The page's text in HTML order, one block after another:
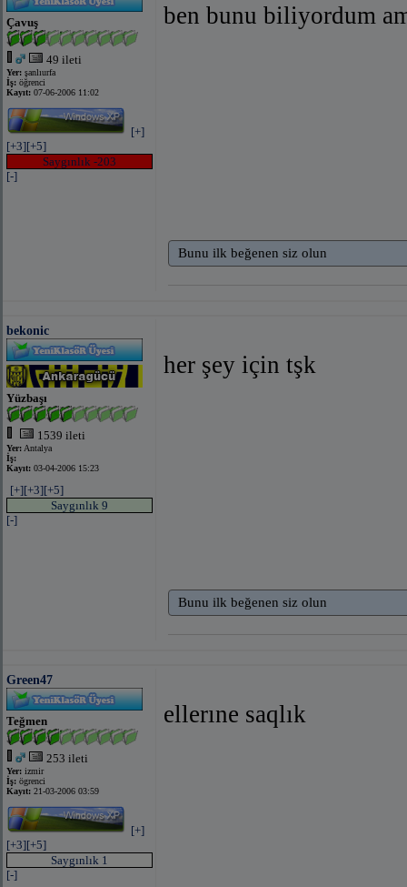
Çavuş
49 ileti
Yer: şanlıurfa
İş: öğrenci
Kayıt: 07-06-2006 11:02
[+]
[+3][+5]
Saygınlık -203
[-]
ben bunu biliyordum
Bunu ilk beğenen siz olun
bekonic
Yüzbaşı
1539 ileti
Yer: Antalya
İş:
Kayıt: 03-04-2006 15:23
[+][+3][+5]
Saygınlık 9
[-]
her şey için tşk
Bunu ilk beğenen siz olun
Green47
Teğmen
253 ileti
Yer: izmir
İş: ögrenci
Kayıt: 21-03-2006 03:59
[+]
[+3][+5]
Saygınlık 1
[-]
ellerıne saqlık